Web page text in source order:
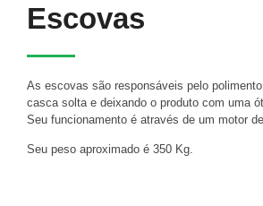
Escovas
As escovas são responsáveis pelo
casca solta e deixando o produto com uma
Seu funcionamento é através de um motor
Seu peso aproximado é 350 Kg.